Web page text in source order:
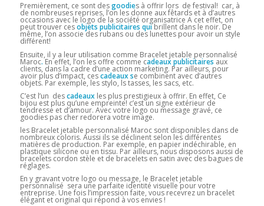
Premièrement, ce sont desgoodies à offrir lors de festival! car, à
de nombreuses reprises, l’on les donne aux fêtards et à d’autres
occasions avec le logo de la société organisatrice A cet effet, on
peut trouver cesobjets publicitaires quibrillent dans le noir. De
même, l’on associe des rubans ou des lunettes pour avoir un style
différent!
Ensuite, il y a leur utilisation comme Bracelet jetable personnalisé
Maroc.En effet, l’on les offre comme cadeaux publicitaires aux
clients, dans la cadre d’une action marketing. Par ailleurs, pour
avoir plus d’impact, cescadeaux se combinent avec d’autres
objets. Par exemple, les stylo, ls tasses, les sacs, etc.
C’est l’un descadeauxles plus prestigieux à offrir. En effet, Ce
bijou est plus qu’une empreinte! c’est un signe extérieur de
tendresse et d’amour. Avec votre logo ou message gravé, ce
goodies pas cher redorera votre image.
les Bracelet jetable personnalisé Maroc sont disponibles dans de
nombreux coloris. Aussi ils se déclinent selon les différentes
matières de production. Par exemple, en papier indéchirable, en
plastique silicone ou en tissu. Par ailleurs, nous disposons aussi de
bracelets cordon stèle et de bracelets en satin avec des bagues de
réglages.
En y gravant votre logo ou message, le Bracelet jetable
personnalisé sera une parfaite identité visuelle pour votre
entreprise. Une fois l’impression faite, vous recevrez un bracelet
élégant et original qui répond à vos envies !